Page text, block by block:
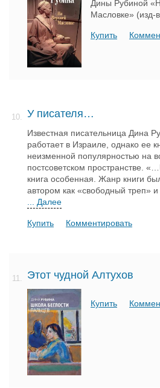
Дины Рубиной
Масловке» (изд-
Купить
10. У писателя…
Известная писательница Дина
работает в Израиле, однако ее
неизменной популярностью на
постсоветском пространстве.
книга особенная. Жанр книги
автором как «свободный треп» и
... Далее
Купить Комментировать
11. Этот чудной Алтухов
Купить